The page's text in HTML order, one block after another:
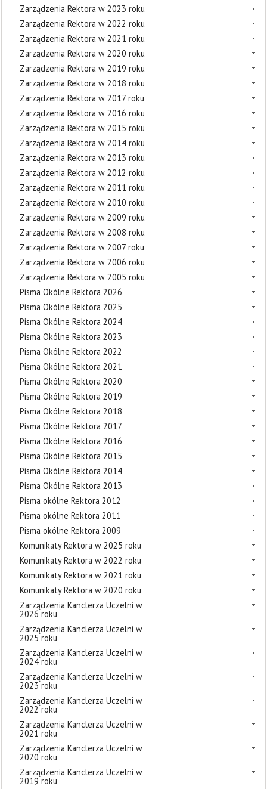
Zarządzenia Rektora w 2023 roku
Zarządzenia Rektora w 2022 roku
Zarządzenia Rektora w 2021 roku
Zarządzenia Rektora w 2020 roku
Zarządzenia Rektora w 2019 roku
Zarządzenia Rektora w 2018 roku
Zarządzenia Rektora w 2017 roku
Zarządzenia Rektora w 2016 roku
Zarządzenia Rektora w 2015 roku
Zarządzenia Rektora w 2014 roku
Zarządzenia Rektora w 2013 roku
Zarządzenia Rektora w 2012 roku
Zarządzenia Rektora w 2011 roku
Zarządzenia Rektora w 2010 roku
Zarządzenia Rektora w 2009 roku
Zarządzenia Rektora w 2008 roku
Zarządzenia Rektora w 2007 roku
Zarządzenia Rektora w 2006 roku
Zarządzenia Rektora w 2005 roku
Pisma Okólne Rektora 2026
Pisma Okólne Rektora 2025
Pisma Okólne Rektora 2024
Pisma Okólne Rektora 2023
Pisma Okólne Rektora 2022
Pisma Okólne Rektora 2021
Pisma Okólne Rektora 2020
Pisma Okólne Rektora 2019
Pisma Okólne Rektora 2018
Pisma Okólne Rektora 2017
Pisma Okólne Rektora 2016
Pisma Okólne Rektora 2015
Pisma Okólne Rektora 2014
Pisma Okólne Rektora 2013
Pisma okólne Rektora 2012
Pisma okólne Rektora 2011
Pisma okólne Rektora 2009
Komunikaty Rektora w 2025 roku
Komunikaty Rektora w 2022 roku
Komunikaty Rektora w 2021 roku
Komunikaty Rektora w 2020 roku
Zarządzenia Kanclerza Uczelni w
2026 roku
Zarządzenia Kanclerza Uczelni w
2025 roku
Zarządzenia Kanclerza Uczelni w
2024 roku
Zarządzenia Kanclerza Uczelni w
2023 roku
Zarządzenia Kanclerza Uczelni w
2022 roku
Zarządzenia Kanclerza Uczelni w
2021 roku
Zarządzenia Kanclerza Uczelni w
2020 roku
Zarządzenia Kanclerza Uczelni w
2019 roku